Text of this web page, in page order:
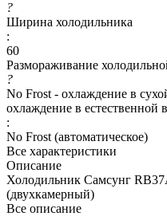
?
Ширина холодильника
:
60
Размораживание
?
No Frost - охлаждение в
охлаждение в естественной
:
No Frost (автоматическое)
Все характеристики
Описание
Холодильник Самсунг
(двухкамерный)
Все описание